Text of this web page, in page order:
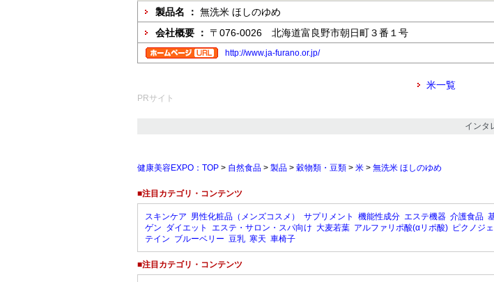
製品名 ： 無洗米 ほしのゆめ
会社概要 ： 〒076-0026 北海道富良野市朝日町３番１号
http://www.ja-furano.or.jp/
米一覧
PRサイト
インタ
健康美容EXPO：TOP > 自然食品 > 製品 > 穀物類・豆類 > 米 > 無洗米 ほしのゆめ
■注目カテゴリ・コンテンツ
スキンケア 男性化粧品（メンズコスメ） サプリメント 機能性成分 エステ機器 介護食品
ゲン ダイエット エステ・サロン・スパ向け 大麦若葉 アルファリポ酸(αリポ酸) ピクノジ
テイン ブルーベリー 豆乳 寒天 車椅子
■注目カテゴリ・コンテンツ